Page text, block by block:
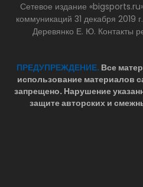
Сетевое издание
коммуникаций 31 декабря
Деревянко Е. Ю. Контакты
ПРЕДУПРЕЖДЕНИЕ.Все
использование материалов
запрещено. Нарушение
защите авторских и